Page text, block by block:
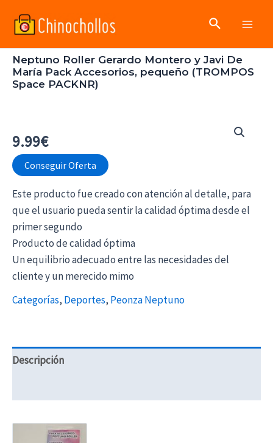
Buscar
Neptuno Roller Gerardo Montero y Javi De
María Pack Accesorios, pequeño (TROMPOS
Space PACKNR)
9.99€
Conseguir Oferta
Este producto fue creado con atención al detalle, para
que el usuario pueda sentir la calidad óptima desde el
primer segundo
Producto de calidad óptima
Un equilibrio adecuado entre las necesidades del
cliente y un merecido mimo
Categorías, Deportes, Peonza Neptuno
Descripción